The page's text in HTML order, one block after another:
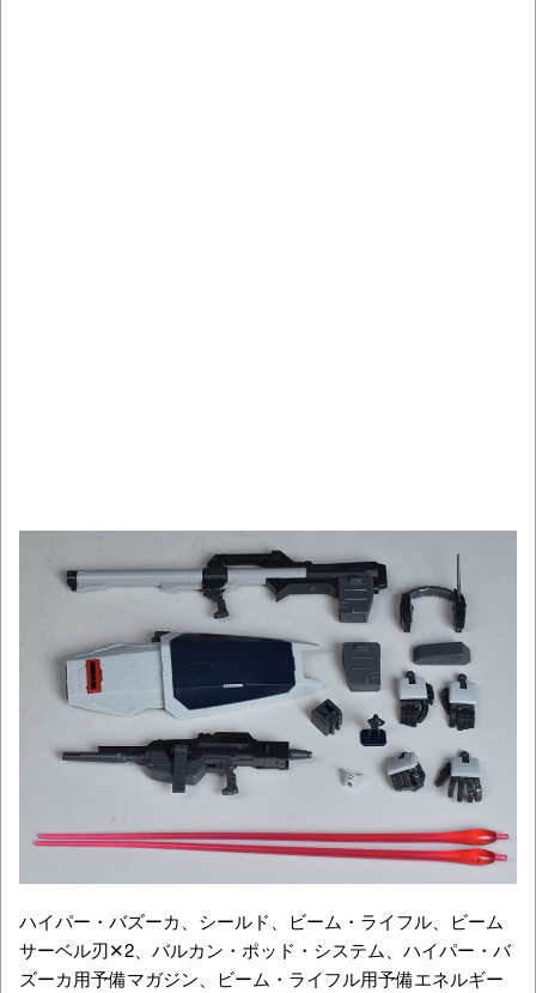
ハイパー・バズーカ、シールド、ビーム・ライフル、ビーム
サーベル刃✕2、バルカン・ポッド・システム、ハイパー・バ
ズーカ用予備マガジン、ビーム・ライフル用予備エネルギー